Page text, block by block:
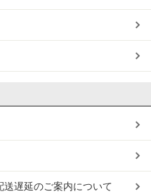
遅延のご案内について